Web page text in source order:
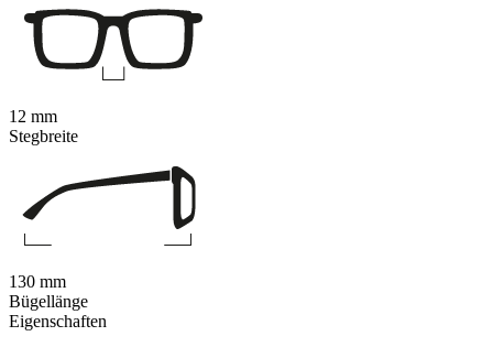
Eigenschaften
12 mm
Stegbreite
130 mm
Bügellänge